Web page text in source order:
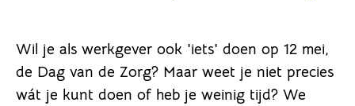
Wil je als werkgever ook 'iets' doen op 12 mei,
de Dag van de Zorg? Maar weet je niet precies
wát je kunt doen of heb je weinig tijd? We